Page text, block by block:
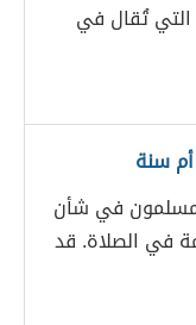
التي تُقال في
سنة
في شأن
في الصلاة. قد